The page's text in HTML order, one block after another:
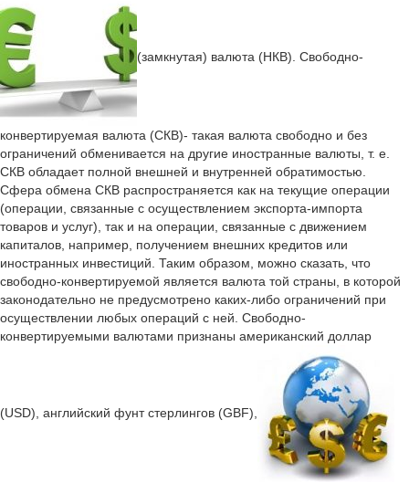
(замкнутая) валюта (НКВ). Свободно-
конвертируемая валюта (СКВ)- такая валюта свободно и без
ограничений обменивается на другие иностранные валюты, т. е.
СКВ обладает полной внешней и внутренней обратимостью.
Сфера обмена СКВ распространяется как на текущие операции
(операции, связанные с осуществлением экспорта-импорта
товаров и услуг), так и на операции, связанные с движением
капиталов, например, получением внешних кредитов или
иностранных инвестиций. Таким образом, можно сказать, что
свободно-конвертируемой является валюта той страны, в которой
законодательно не предусмотрено каких-либо ограничений при
осуществлении любых операций с ней. Свободно-
конвертируемыми валютами признаны американский доллар
(USD), английский фунт стерлингов (GBF),